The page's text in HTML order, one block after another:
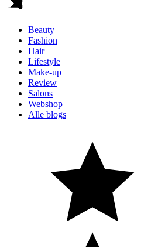
Beauty
Fashion
Hair
Lifestyle
Make-up
Review
Salons
Webshop
Alle blogs